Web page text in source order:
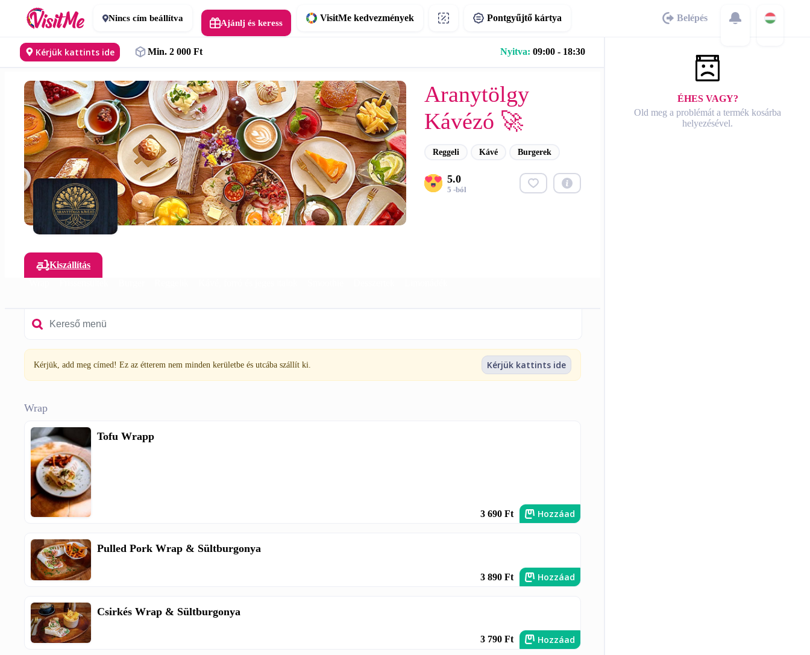
Nincs cím beállítva Ajánlj és keress VisitMe kedvezmények Pontgyűjtő kártya Belépés
Kérjük kattints ide Min. 2 000 Ft Nyitva: 09:00 - 18:30
ÉHES VAGY?
Old meg a problémát a termék kosárba
helyezésével.
Aranytölgy
Kávézó 🚀
Reggeli Kávé Burgerek
5.0
5 -ból
Kiszállítás
Kérjük, add meg címed! Ez az étterem nem minden kerületbe és utcába szállít ki. Kérjük kattints ide
Wrap
Tofu Wrapp
3 690 Ft Hozzáad
Pulled Pork Wrap & Sültburgonya
3 890 Ft Hozzáad
Csirkés Wrap & Sültburgonya
3 790 Ft Hozzáad